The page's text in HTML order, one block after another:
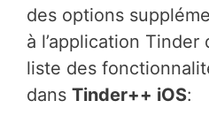
des options
à l’application Tinder
liste des
dans Tinder++ iOS: